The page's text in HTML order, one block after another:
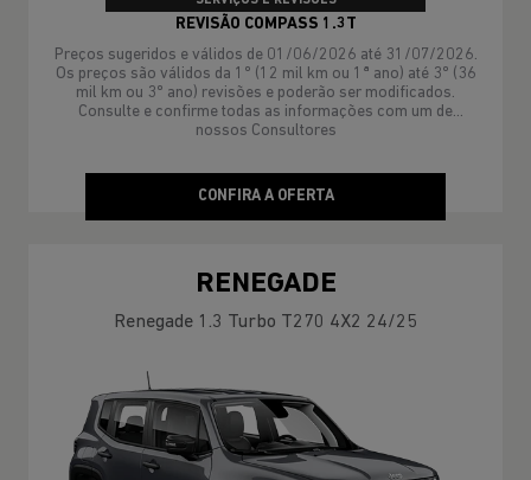
REVISÃO COMPASS 1.3T
Preços sugeridos e válidos de 01/06/2026 até 31/07/2026.
Os preços são válidos da 1º (12 mil km ou 1ª ano) até 3º (36
mil km ou 3º ano) revisões e poderão ser modificados.
Consulte e confirme todas as informações com um de
nossos Consultores
CONFIRA A OFERTA
RENEGADE
Renegade 1.3 Turbo T270 4X2 24/25